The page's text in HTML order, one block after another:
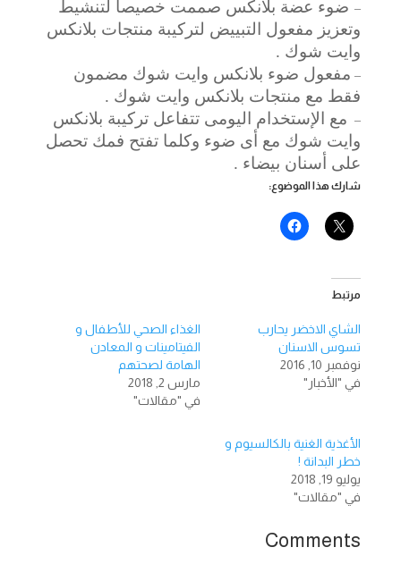
– ضوء عضة بلانكس صممت خصيصاً لتنشيط
وتعزيز مفعول التبييض لتركيبة منتجات بلانكس
وايت شوك .
– مفعول ضوء بلانكس وايت شوك مضمون
فقط مع منتجات بلانكس وايت شوك .
–
مع الإستخدام اليومى تتفاعل تركيبة بلانكس
وايت شوك مع أى ضوء وكلما تفتح فمك تحصل
على أسنان بيضاء .
شارك هذا الموضوع:
مرتبط
الشاي الاخضر يحارب
تسوس الاسنان
نوفمبر 10, 2016
في "الأخبار"
الغذاء الصحي للأطفال و
الفيتامينات و المعادن
الهامة لصحتهم
مارس 2, 2018
في "مقالات"
الأغذية الغنية بالكالسيوم و
خطر البدانة !
يوليو 19, 2018
في "مقالات"
Comments